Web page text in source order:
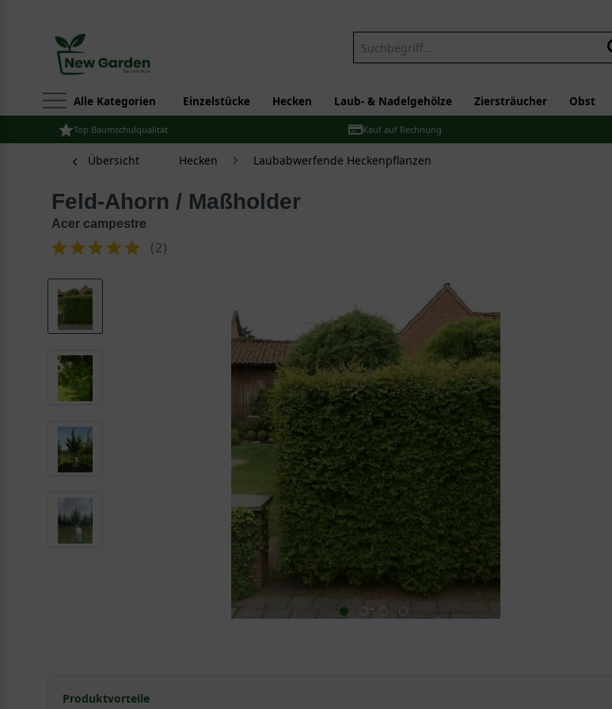
Alle Kategorien Einzelstücke Hecken Laub- & Nadelgehölze Ziersträucher Obst
Top Baumschulqualität Kauf auf Rechnung
Übersicht Hecken Laubabwerfende Heckenpflanzen
Feld-Ahorn / Maßholder
Acer campestre
(2)
Produktvorteile